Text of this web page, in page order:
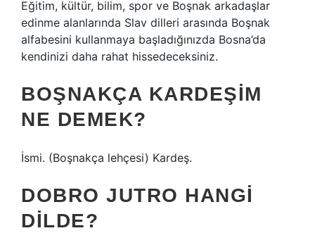
Eğitim, kültür, bilim, spor ve Boşnak arkadaşlar
edinme alanlarında Slav dilleri arasında Boşnak
alfabesini kullanmaya başladığınızda Bosna’da
kendinizi daha rahat hissedeceksiniz.
BOŞNAKÇA KARDEŞIM
NE DEMEK?
İsmi. (Boşnakça lehçesi) Kardeş.
DOBRO JUTRO HANGI
DILDE?